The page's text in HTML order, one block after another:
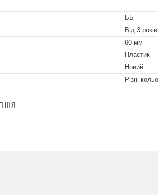
ББ
Від 3 років
60 мм
Пластик
Новий
Різні